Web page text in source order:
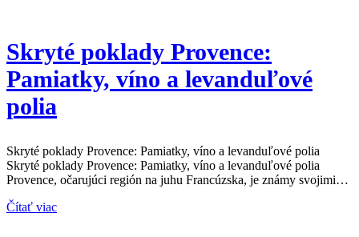
Skryté poklady Provence:
Pamiatky, víno a levanduľové
polia
Skryté poklady Provence: Pamiatky, víno a levanduľové polia
Skryté poklady Provence: Pamiatky, víno a levanduľové polia
Provence, očarujúci región na juhu Francúzska, je známy svojimi…
Čítať viac